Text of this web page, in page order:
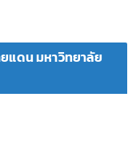
แดน มหาวิทยาลัย